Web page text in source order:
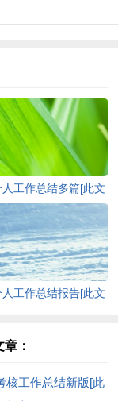
工作总结多篇[此文
共6136字]
工作总结报告[此文
：
核工作总结新版[此